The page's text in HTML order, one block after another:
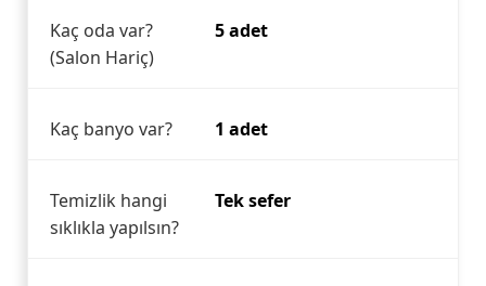
Kaç oda var?
(Salon Hariç)
5 adet
Kaç banyo var? 1 adet
Temizlik hangi
sıklıkla yapılsın?
Tek sefer